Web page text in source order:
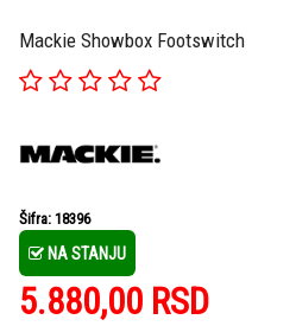
Mackie Showbox Footswitch
Šifra: 18396
NA STANJU
5.880,00 RSD